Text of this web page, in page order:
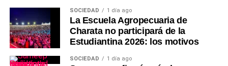
SOCIEDAD 1 día ago
La Escuela Agropecuaria de
Charata no participará de la
Estudiantina 2026: los motivos
SOCIEDAD 1 día ago